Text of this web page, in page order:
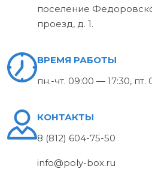
поселение
проезд, д. 1.
ВРЕМЯ РАБОТЫ
пн.-чт. 09:00 — 17:30, пт.
КОНТАКТЫ
8 (812) 604-75-50
info@poly-box.ru